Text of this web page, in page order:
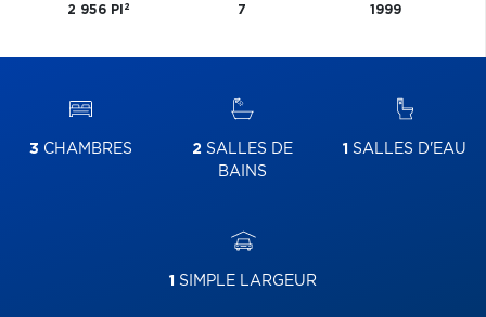
2 956 PI 2
7
1999
3 CHAMBRES 2 SALLES DE
BAINS
1 SALLES D'EAU
1 SIMPLE LARGEUR